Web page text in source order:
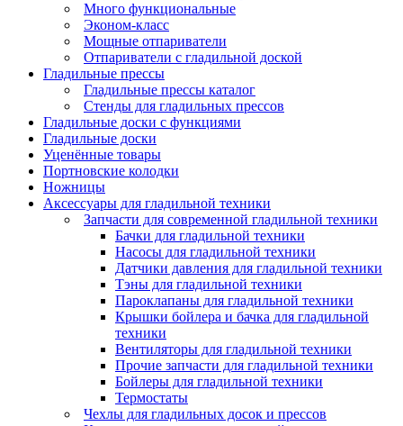
Много функциональные
Эконом-класс
Мощные отпариватели
Отпариватели с гладильной доской
Гладильные прессы
Гладильные прессы каталог
Стенды для гладильных прессов
Гладильные доски с функциями
Гладильные доски
Уценённые товары
Портновские колодки
Ножницы
Аксессуары для гладильной техники
Запчасти для современной гладильной техники
Бачки для гладильной техники
Насосы для гладильной техники
Датчики давления для гладильной техники
Тэны для гладильной техники
Пароклапаны для гладильной техники
Крышки бойлера и бачка для гладильной
техники
Вентиляторы для гладильной техники
Прочие запчасти для гладильной техники
Бойлеры для гладильной техники
Термостаты
Чехлы для гладильных досок и прессов